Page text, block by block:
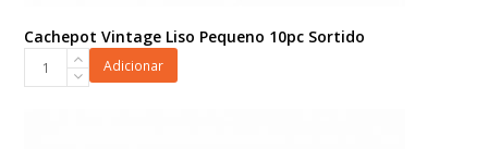
Cachepot Vintage Liso Pequeno 10pc Sortido
Cachepot
Adicionar